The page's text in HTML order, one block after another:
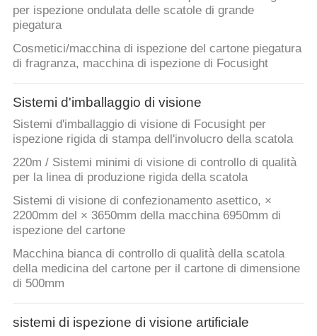
per ispezione ondulata delle scatole di grande
piegatura
Cosmetici/macchina di ispezione del cartone piegatura
di fragranza, macchina di ispezione di Focusight
Sistemi d'imballaggio di visione
Sistemi d'imballaggio di visione di Focusight per
ispezione rigida di stampa dell'involucro della scatola
220m / Sistemi minimi di visione di controllo di qualità
per la linea di produzione rigida della scatola
Sistemi di visione di confezionamento asettico, ×
2200mm del × 3650mm della macchina 6950mm di
ispezione del cartone
Macchina bianca di controllo di qualità della scatola
della medicina del cartone per il cartone di dimensione
di 500mm
sistemi di ispezione di visione artificiale